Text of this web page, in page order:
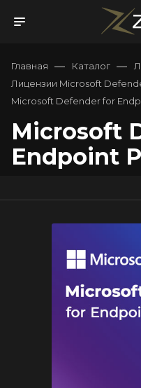
Главная — Каталог —
Лицензии Microsoft
Microsoft Defender for
Microsoft
Endpoint